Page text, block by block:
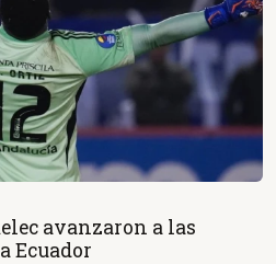
avanzaron a las
Ecuador